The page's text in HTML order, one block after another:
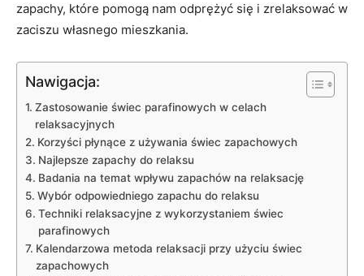
zapachy, które pomogą⁢ nam odprężyć się i zrelaksować w
zaciszu własnego mieszkania.
Nawigacja:
Zastosowanie świec parafinowych ‍w celach
relaksacyjnych
Korzyści płynące z⁤ używania‌ świec zapachowych
Najlepsze zapachy do‍ relaksu
Badania na temat wpływu‍ zapachów na relaksację
Wybór odpowiedniego zapachu do ​relaksu
Techniki relaksacyjne z wykorzystaniem świec
parafinowych
Kalendarzowa metoda ​relaksacji przy użyciu świec
⁢zapachowych